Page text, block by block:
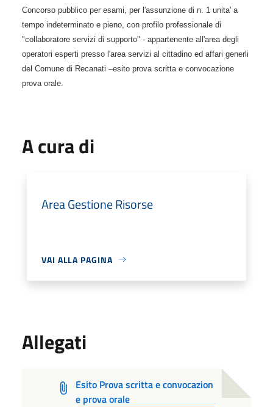
Concorso pubblico per esami, per l'assunzione di n. 1 unita' a
tempo indeterminato e pieno, con profilo professionale di
"collaboratore servizi di supporto" - appartenente all'area degli
operatori esperti presso l'area servizi al cittadino ed affari generli
del Comune di Recanati –esito prova scritta e convocazione
prova orale.
A cura di
Area Gestione Risorse
VAI ALLA PAGINA
Allegati
Esito Prova scritta e convocazion
e prova orale